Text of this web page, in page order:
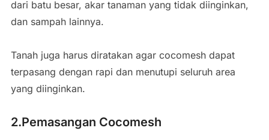
dari batu besar, akar tanaman yang tidak diinginkan,
dan sampah lainnya.
Tanah juga harus diratakan agar cocomesh dapat
terpasang dengan rapi dan menutupi seluruh area
yang diinginkan.
2.Pemasangan Cocomesh